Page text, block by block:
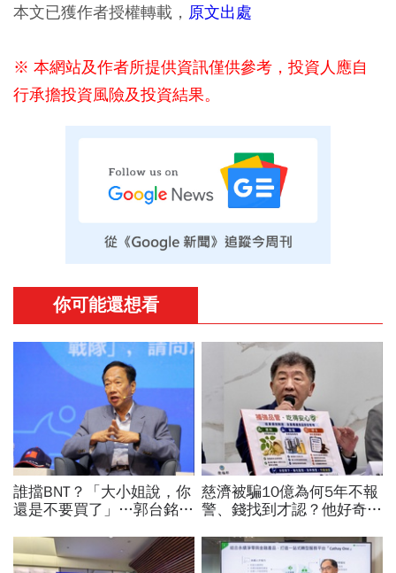
本文已獲作者授權轉載， 原文出處
※ 本網站及作者所提供資訊僅供參考，投資人應自
行承擔投資風險及投資結果。